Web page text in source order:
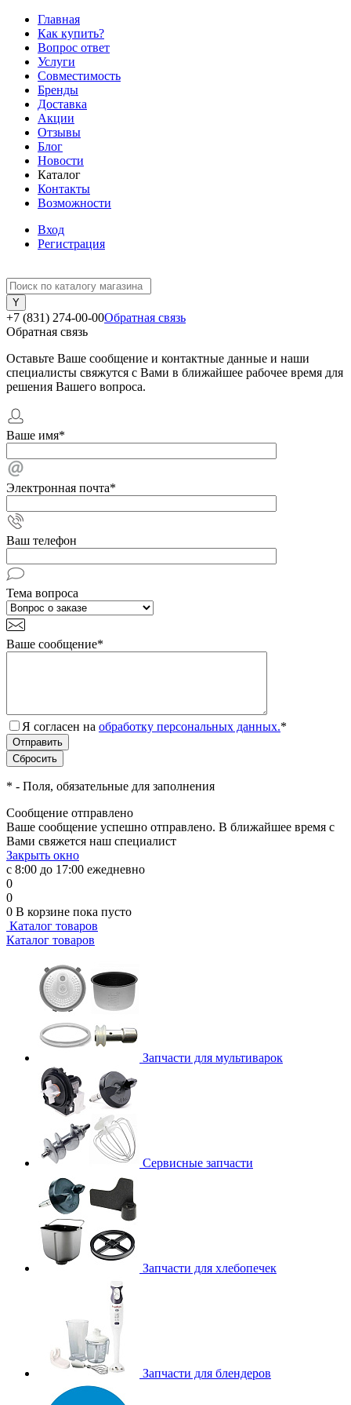
Главная
Как купить?
Вопрос ответ
Услуги
Совместимость
Бренды
Доставка
Акции
Отзывы
Блог
Новости
Каталог
Контакты
Возможности
Вход
Регистрация
+7 (831) 274-00-00Обратная связь
Обратная связь
Оставьте Ваше сообщение и контактные данные и наши
специалисты свяжутся с Вами в ближайшее рабочее время для
решения Вашего вопроса.
Ваше имя*
Электронная почта*
Ваш телефон
Тема вопроса
Ваше сообщение*
Я согласен на обработку персональных данных.*
* - Поля, обязательные для заполнения
Сообщение отправлено
Ваше сообщение успешно отправлено. В ближайшее время с
Вами свяжется наш специалист
Закрыть окно
с 8:00 до 17:00 ежедневно
0
0
0 В корзине пока пусто
Каталог товаров
Каталог товаров
Запчасти для мультиварок
Сервисные запчасти
Запчасти для хлебопечек
Запчасти для блендеров